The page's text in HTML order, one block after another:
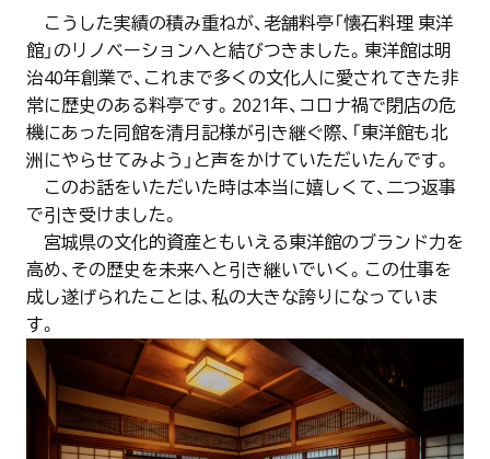
こうした実績の積み重ねが、老舗料亭「懐石料理 東洋
館」のリノベーションへと結びつきました。東洋館は明
治40年創業で、これまで多くの文化人に愛されてきた非
常に歴史のある料亭です。2021年、コロナ禍で閉店の危
機にあった同館を清月記様が引き継ぐ際、「東洋館も北
洲にやらせてみよう」と声をかけていただいたんです。
このお話をいただいた時は本当に嬉しくて、二つ返事
で引き受けました。
宮城県の文化的資産ともいえる東洋館のブランド力を
高め、その歴史を未来へと引き継いでいく。この仕事を
成し遂げられたことは、私の大きな誇りになっていま
す。